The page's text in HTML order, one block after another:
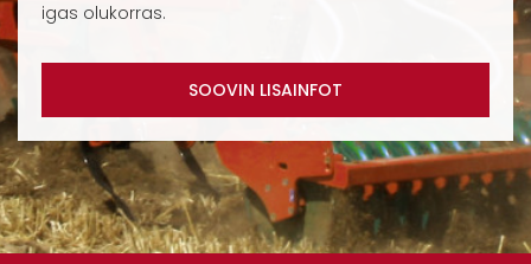
igas olukorras.
SOOVIN LISAINFOT